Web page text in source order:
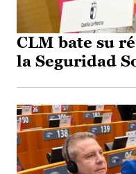
CLM bate su
la Seguridad